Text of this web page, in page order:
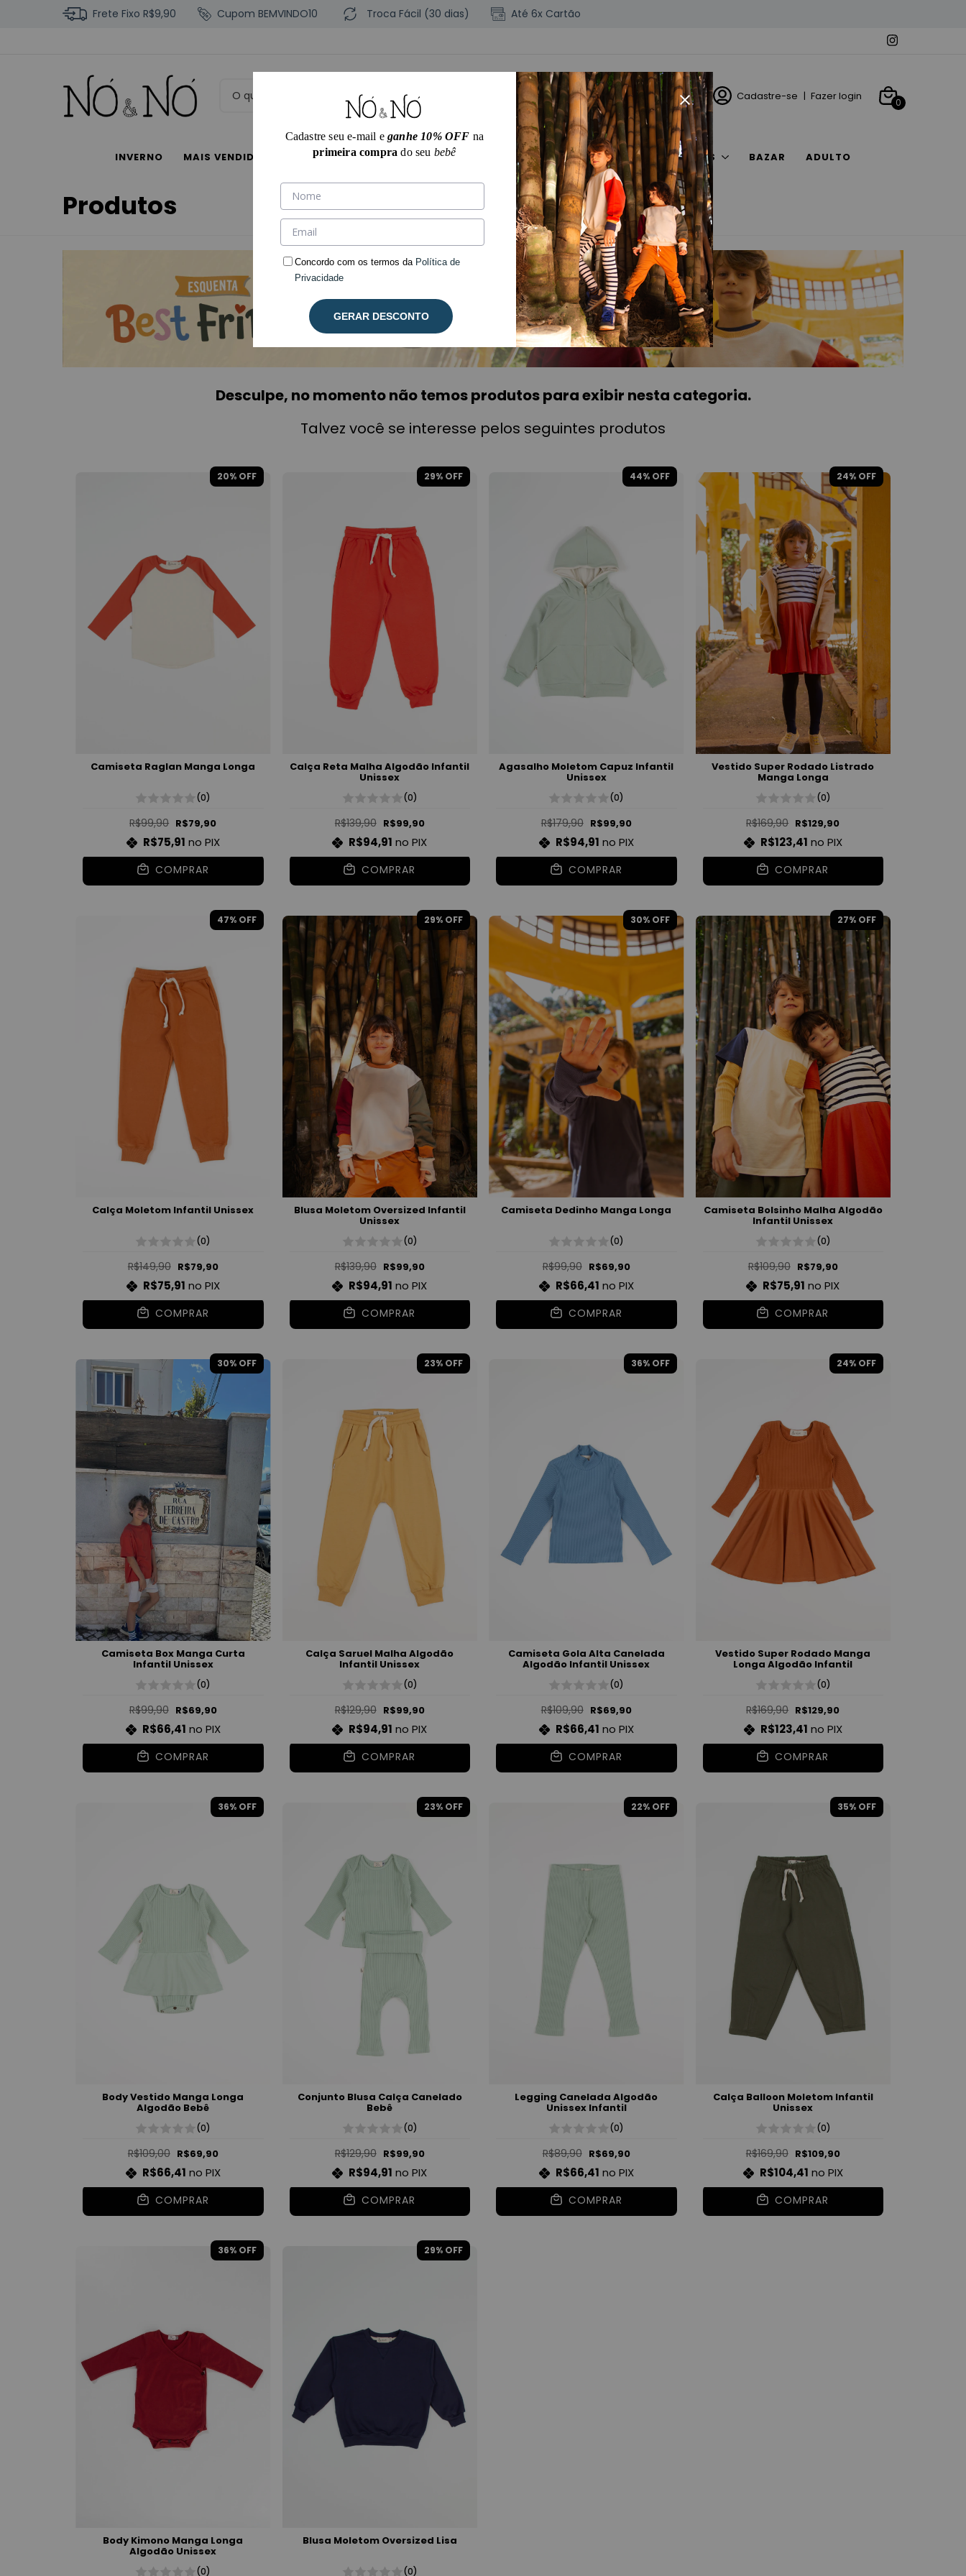
Frete Fixo R$9,90 Cupom BEMVINDO10 Troca Fácil (30 dias) Até 6x Cartão
Cadastre-se | Fazer login 0
INVERNO MAIS VENDIDOS COMBOS PARA PEQUENINOS PARA CRESCIDINHOS ACESSÓRIOS BAZAR ADULTO
Produtos
Desculpe, no momento não temos produtos para exibir nesta categoria.
Talvez você se interesse pelos seguintes produtos
20% OFF
Camiseta Raglan Manga Longa
(0)
R$99,90 R$79,90
R$75,91 no PIX
COMPRAR
29% OFF
Calça Reta Malha Algodão Infantil
Unissex
(0)
R$139,90 R$99,90
R$94,91 no PIX
COMPRAR
44% OFF
Agasalho Moletom Capuz Infantil
Unissex
(0)
R$179,90 R$99,90
R$94,91 no PIX
COMPRAR
24% OFF
Vestido Super Rodado Listrado
Manga Longa
(0)
R$169,90 R$129,90
R$123,41 no PIX
COMPRAR
47% OFF
Calça Moletom Infantil Unissex
(0)
R$149,90 R$79,90
R$75,91 no PIX
COMPRAR
29% OFF
Blusa Moletom Oversized Infantil
Unissex
(0)
R$139,90 R$99,90
R$94,91 no PIX
COMPRAR
30% OFF
Camiseta Dedinho Manga Longa
(0)
R$99,90 R$69,90
R$66,41 no PIX
COMPRAR
27% OFF
Camiseta Bolsinho Malha Algodão
Infantil Unissex
(0)
R$109,90 R$79,90
R$75,91 no PIX
COMPRAR
30% OFF
Camiseta Box Manga Curta
Infantil Unissex
(0)
R$99,90 R$69,90
R$66,41 no PIX
COMPRAR
23% OFF
Calça Saruel Malha Algodão
Infantil Unissex
(0)
R$129,90 R$99,90
R$94,91 no PIX
COMPRAR
36% OFF
Camiseta Gola Alta Canelada
Algodão Infantil Unissex
(0)
R$109,90 R$69,90
R$66,41 no PIX
COMPRAR
24% OFF
Vestido Super Rodado Manga
Longa Algodão Infantil
(0)
R$169,90 R$129,90
R$123,41 no PIX
COMPRAR
36% OFF
Body Vestido Manga Longa
Algodão Bebê
(0)
R$109,00 R$69,90
R$66,41 no PIX
COMPRAR
23% OFF
Conjunto Blusa Calça Canelado
Bebê
(0)
R$129,90 R$99,90
R$94,91 no PIX
COMPRAR
22% OFF
Legging Canelada Algodão
Unissex Infantil
(0)
R$89,90 R$69,90
R$66,41 no PIX
COMPRAR
35% OFF
Calça Balloon Moletom Infantil
Unissex
(0)
R$169,90 R$109,90
R$104,41 no PIX
COMPRAR
36% OFF
Body Kimono Manga Longa
Algodão Unissex
(0)
29% OFF
Blusa Moletom Oversized Lisa
(0)
Cadastre seu e-mail eganhe 10% OFF na
primeira compra do seu bebê
Concordo com os termos da Política de
Privacidade
GERAR DESCONTO